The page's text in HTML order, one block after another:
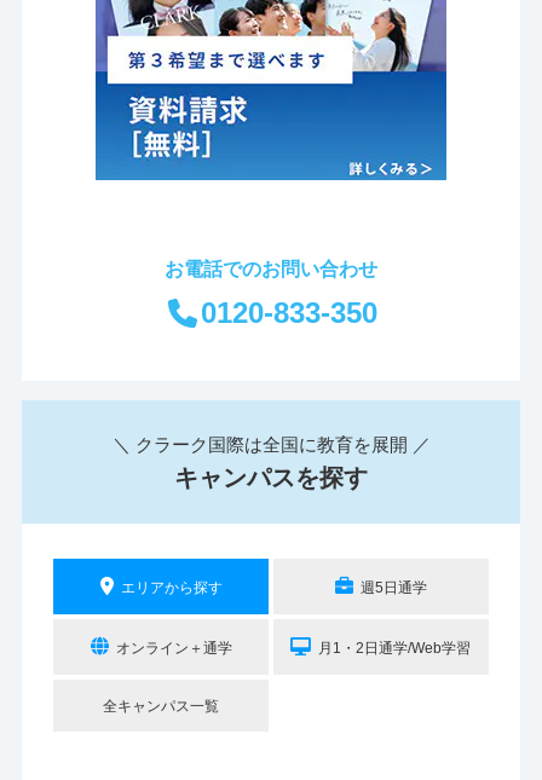
お電話でのお問い合わせ
0120-833-350
＼ クラーク国際は全国に教育を展開 ／
キャンパスを探す
エリアから探す 週5日通学
オンライン＋通学 月1・2日通学/Web学習
全キャンパス一覧